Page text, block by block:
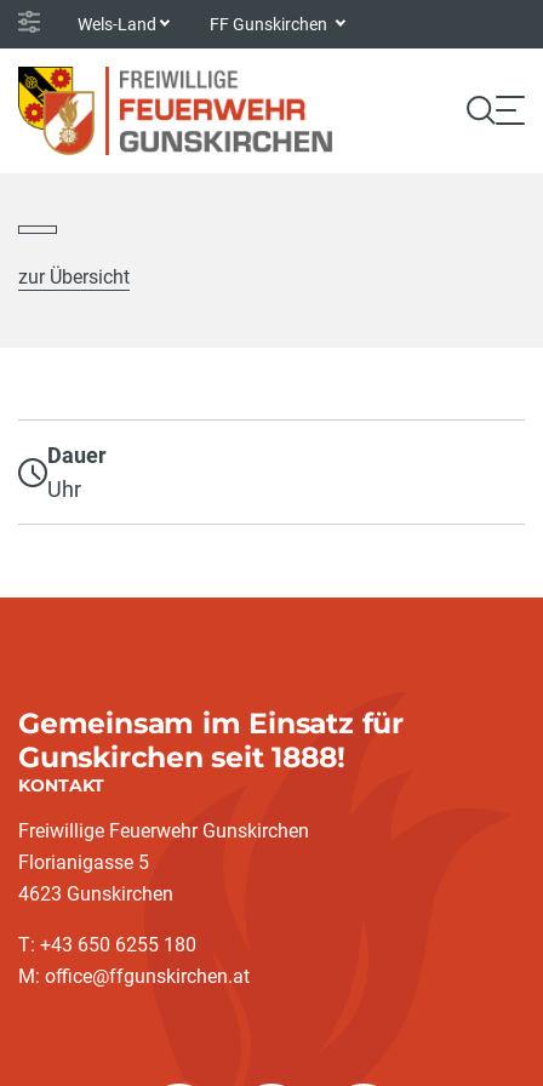
Wels-Land FF Gunskirchen
zur Übersicht
Dauer
Uhr
Gemeinsam im Einsatz für
Gunskirchen seit 1888!
KONTAKT
Freiwillige Feuerwehr Gunskirchen
Florianigasse 5
4623 Gunskirchen
T: +43 650 6255 180
M: office@ffgunskirchen.at